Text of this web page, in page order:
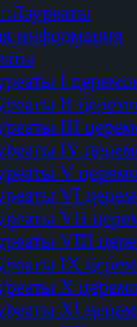
информация
I
II
III
IV
V
VI
VII
VIII
IX
Х
XI